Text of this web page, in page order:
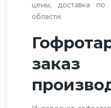
цены, доставка по
области.